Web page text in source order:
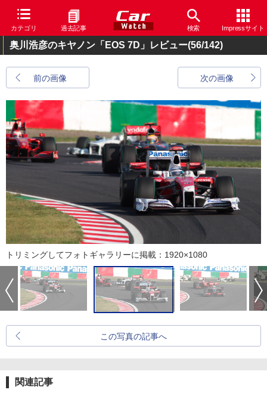
カテゴリ 過去記事 検索 Impressサイト
奥川浩彦のキヤノン「EOS 7D」レビュー(56/142)
前の画像 次の画像
トリミングしてフォトギャラリーに掲載：1920×1080
この写真の記事へ
関連記事